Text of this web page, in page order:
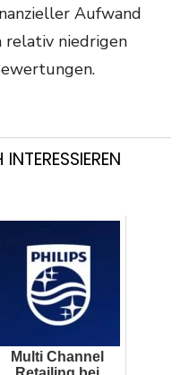
Aufwand
niedrigen
Multi Channel